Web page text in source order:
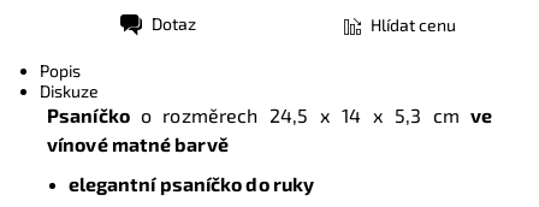
Dotaz Hlídat cenu
Popis
Diskuze
Psaníčko o rozměrech 24,5 x 14 x 5,3 cm ve
vínové matné barvě
elegantní psaníčko do ruky